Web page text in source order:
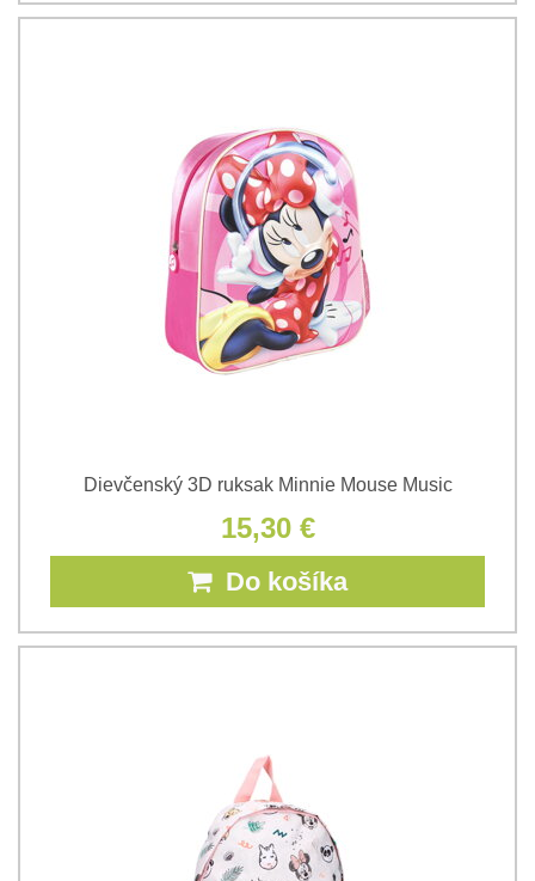
Dievčenský 3D ruksak Minnie Mouse Music
15,30 €
Do košíka